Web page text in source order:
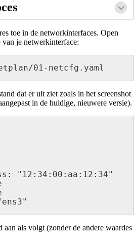
toe in de networkinterfaces. Open
je netwerkinterface:
01-netcfg.yaml
dat er uit ziet zoals in het screenshot
in de huidige, nieuwere versie).
"ens3"
aan als volgt (zonder de andere waardes